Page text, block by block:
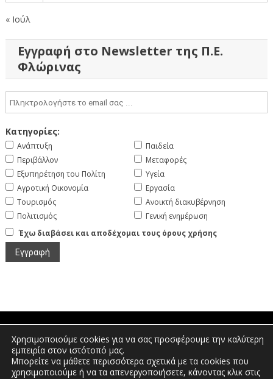
« Ιούλ
Εγγραφή στο Newsletter της Π.Ε.
Φλώρινας
Κατηγορίες:
Ανάπτυξη
Περιβάλλον
Εξυπηρέτηση του Πολίτη
Αγροτική Οικονομία
Τουρισμός
Πολιτισμός
Παιδεία
Μεταφορές
Υγεία
Εργασία
Ανοικτή διακυβέρνηση
Γενική ενημέρωση
Έχω διαβάσει και αποδέχομαι τους όρους χρήσης
Πτολεμαίων 1, Διοικητήριο Φλώρινας |
Τηλέφωνο: 2385350400 | Email:
info.florina@pdm.gov.gr
Χρησιμοποιούμε cookies για να σας προσφέρουμε την καλύτερη
εμπειρία στον ιστότοπό μας.
Μπορείτε να μάθετε περισσότερα σχετικά με τα cookies που
χρησιμοποιούμε ή να τα απενεργοποιήσετε, κάνοντας κλικ στις